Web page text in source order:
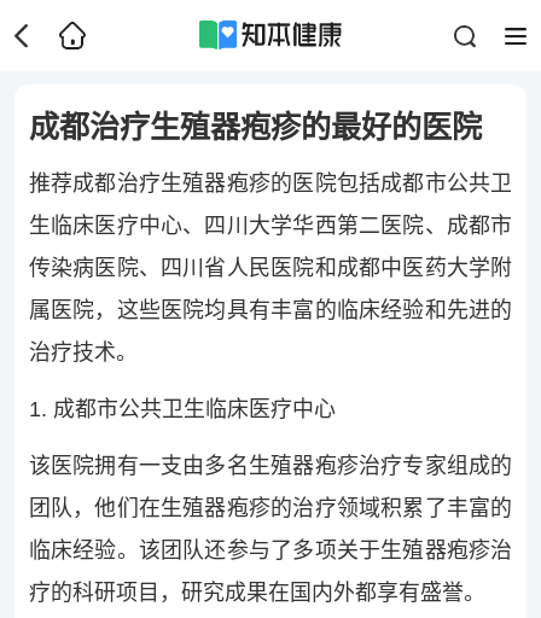
成都治疗生殖器疱疹的最好的医院
推荐成都治疗生殖器疱疹的医院包括成都市公共卫
生临床医疗中心、四川大学华西第二医院、成都市
传染病医院、四川省人民医院和成都中医药大学附
属医院，这些医院均具有丰富的临床经验和先进的
治疗技术。
1. 成都市公共卫生临床医疗中心
该医院拥有一支由多名生殖器疱疹治疗专家组成的
团队，他们在生殖器疱疹的治疗领域积累了丰富的
临床经验。该团队还参与了多项关于生殖器疱疹治
疗的科研项目，研究成果在国内外都享有盛誉。